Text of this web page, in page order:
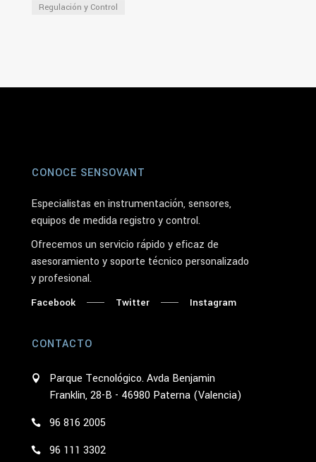
Regulación y Control
CONOCE SENSOVANT
Especialistas en instrumentación, sensores,
equipos de medida registro y control.
Ofrecemos un servicio rápido y eficaz de
asesoramiento y soporte técnico personalizado
y profesional.
Facebook Twitter Instagram
CONTACTO
Parque Tecnológico. Avda Benjamin
Franklin, 28-B - 46980 Paterna (Valencia)
96 816 2005
96 111 3302